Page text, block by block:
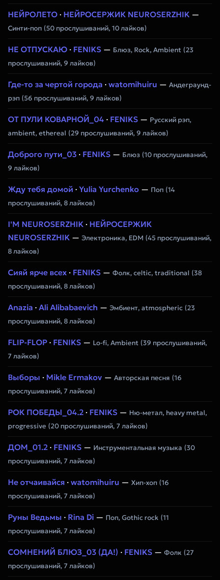
НЕЙРОЛЕТО · НЕЙРОСЕРЖИК NEUROSERZHIK —
Синти-поп (50 прослушиваний, 10 лайков)
НЕ ОТПУСКАЮ · FENIKS — Блюз, Rock, Ambient (23
прослушиваний, 9 лайков)
Где-то за чертой города · watomihuiru — Андеграунд-
рэп (56 прослушиваний, 9 лайков)
ОТ ПУЛИ КОВАРНОЙ_04 · FENIKS — Русский рэп,
ambient, ethereal (29 прослушиваний, 9 лайков)
Доброго пути_03 · FENIKS — Блюз (10 прослушиваний,
9 лайков)
Жду тебя домой · Yulia Yurchenko — Поп (14
прослушиваний, 8 лайков)
I'M NEUROSERZHIK · НЕЙРОСЕРЖИК
NEUROSERZHIK — Электроника, EDM (45 прослушиваний,
8 лайков)
Сияй ярче всех · FENIKS — Фолк, celtic, traditional (38
прослушиваний, 8 лайков)
Anazia · Ali Alibabaevich — Эмбиент, atmospheric (23
прослушиваний, 8 лайков)
FLIP-FLOP · FENIKS — Lo-fi, Ambient (39 прослушиваний,
7 лайков)
Выборы · Mikle Ermakov — Авторская песня (16
прослушиваний, 7 лайков)
РОК ПОБЕДЫ_04.2 · FENIKS — Ню-метал, heavy metal,
progressive (20 прослушиваний, 7 лайков)
ДОМ_01.2 · FENIKS — Инструментальная музыка (30
прослушиваний, 7 лайков)
Не отчаивайся · watomihuiru — Хип-хоп (16
прослушиваний, 7 лайков)
Руны Ведьмы · Rina Di — Поп, Gothic rock (11
прослушиваний, 7 лайков)
СОМНЕНИЙ БЛЮЗ_03 (ДА!) · FENIKS — Фолк (27
прослушиваний, 7 лайков)